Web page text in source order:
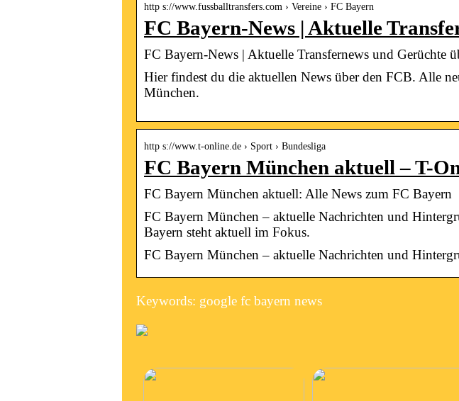
http s://www.fussballtransfers.com › Vereine › FC Bayern
FC Bayern-News | Aktuelle
FC Bayern-News | Aktuelle Transfernews und Gerüchte
Hier findest du die aktuellen News über den FCB. Alle
München.
http s://www.t-online.de › Sport › Bundesliga
FC Bayern München aktuell – T-
FC Bayern München aktuell: Alle News zum FC Bayern
FC Bayern München – aktuelle Nachrichten und
Bayern steht aktuell im Fokus.
FC Bayern München – aktuelle Nachrichten und
Keywords: google fc bayern news